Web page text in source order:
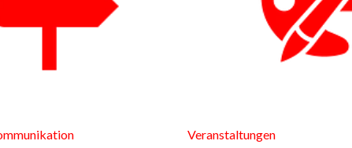
Veranstaltungen